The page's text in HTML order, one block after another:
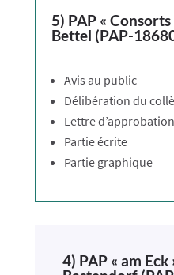
5) PAP «
Bettel (PAP-
Avis au public
Délibération du
Lettre d’approbation
Partie écrite
Partie graphique
4) PAP « am